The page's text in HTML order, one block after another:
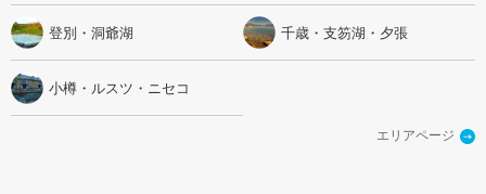
登別・洞爺湖 千歳・支笏湖・夕張
小樽・ルスツ・ニセコ
エリアページ